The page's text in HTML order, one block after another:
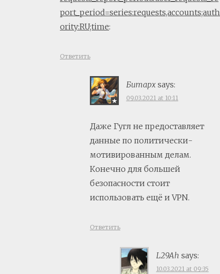
port_period=series:requests,accounts;auth
ority:RU;time:
Ответить
Битарх says:
09.03.2021 at 10:11
Даже Гугл не предоставляет
данные по политически-
мотивированным делам.
Конечно для большей
безопасности стоит
использовать ещё и VPN.
Ответить
L29Ah says:
10.03.2021 at 09:35